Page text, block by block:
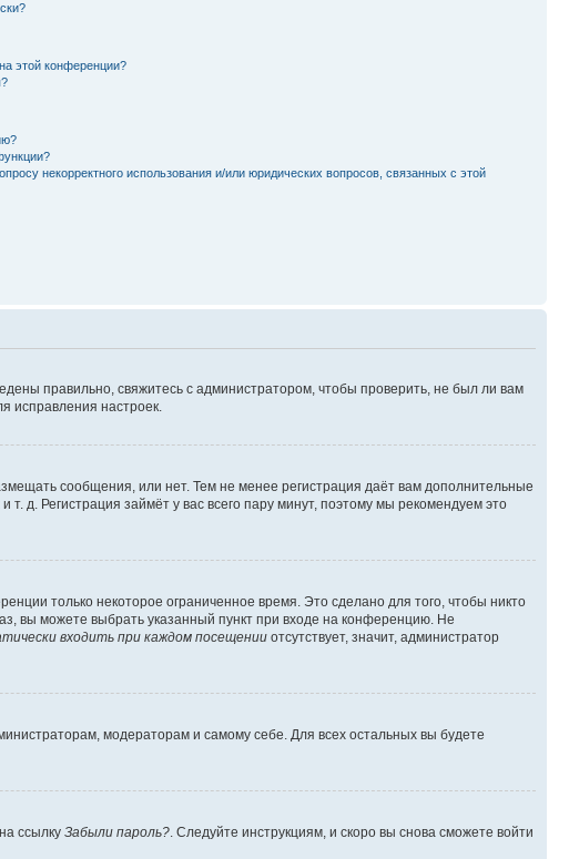
этой конференции?
некорректного использования и/или юридических вопросов, связанных с этой
правильно, свяжитесь с администратором, чтобы проверить, не был ли вам
исправления настроек.
сообщения, или нет. Тем не менее регистрация даёт вам дополнительные
д. Регистрация займёт у вас всего пару минут, поэтому мы рекомендуем это
только некоторое ограниченное время. Это сделано для того, чтобы никто
вы можете выбрать указанный пункт при входе на конференцию. Не
входить при каждом посещении отсутствует, значит, администратор
модераторам и самому себе. Для всех остальных вы будете
ссылку Забыли пароль?. Следуйте инструкциям, и скоро вы снова сможете войти